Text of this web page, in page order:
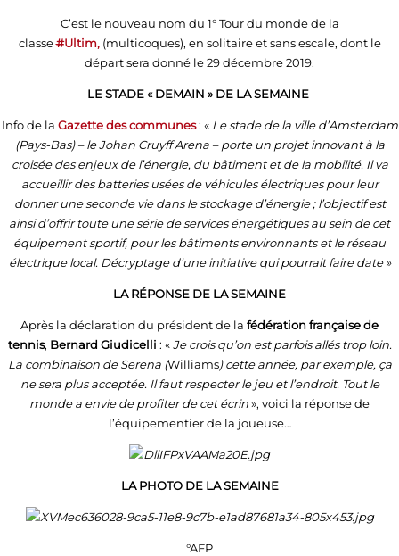
C’est le nouveau nom du 1° Tour du monde de la
classe#Ultim,(multicoques), en solitaire et sans escale, dont le
départ sera donné le 29 décembre 2019.
LE STADE « DEMAIN » DE LA SEMAINE
Info de la Gazette des communes: « Le stade de la ville d’Amsterdam
(Pays-Bas) – le Johan Cruyff Arena – porte un projet innovant à la
croisée des enjeux de l’énergie, du bâtiment et de la mobilité. Il va
accueillir des batteries usées de véhicules électriques pour leur
donner une seconde vie dans le stockage d’énergie ; l’objectif est
ainsi d’offrir toute une série de services énergétiques au sein de cet
équipement sportif, pour les bâtiments environnants et le réseau
électrique local. Décryptage d’une initiative qui pourrait faire date »
LA RÉPONSE DE LA SEMAINE
Après la déclaration du président de la fédération française de
tennis, Bernard Giudicelli : «Je crois qu’on est parfois allés trop loin.
La combinaison de Serena (Williams) cette année, par exemple, ça
ne sera plus acceptée. Il faut respecter le jeu et l’endroit. Tout le
monde a envie de profiter de cet écrin», voici la réponse de
l’équipementier de la joueuse…
LA PHOTO DE LA SEMAINE
°AFP